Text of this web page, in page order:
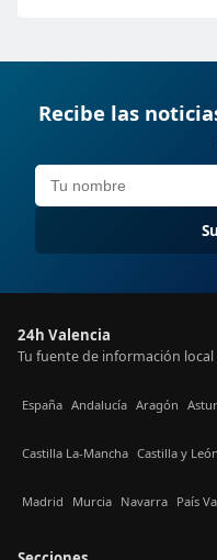
Recibe las
24h Valencia
Tu fuente de información local
España Andalucía Aragón
Castilla La-Mancha Castilla y León
Madrid Murcia Navarra País